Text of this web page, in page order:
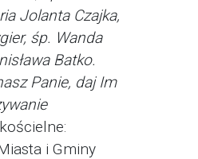
Jolanta Czajka,
śp. Wanda
Batko.
Panie, daj Im
i Gminy